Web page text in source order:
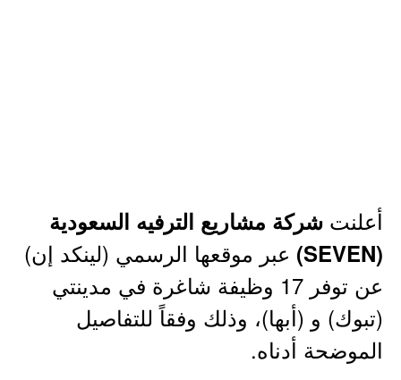
أعلنت شركة مشاريع الترفيه السعودية
(SEVEN)
عبر موقعها الرسمي (لينكد إن)
عن توفر 17 وظيفة شاغرة في مدينتي
(تبوك) و (أبها)، وذلك وفقاً للتفاصيل
الموضحة أدناه.